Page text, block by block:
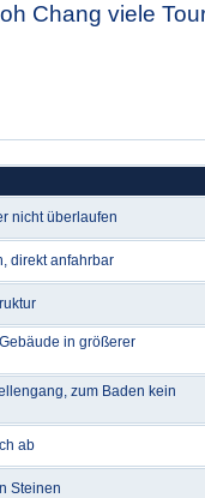
Chang viele
nicht überlaufen
direkt anfahrbar
in größerer
zum Baden kein
ab
Steinen